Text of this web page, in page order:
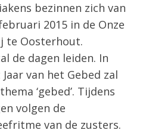
bezinnen zich van
2015 in de Onze
te Oosterhout.
de dagen leiden. In
van het Gebed zal
‘gebed’. Tijdens
volgen de
van de zusters.